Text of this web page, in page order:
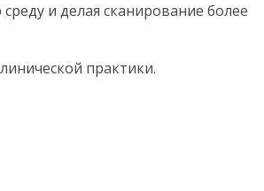
и делая сканирование более
практики.